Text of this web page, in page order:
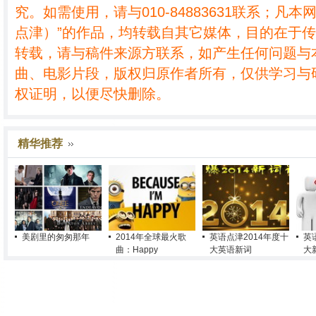
究。如需使用，请与010-84883631联系；凡本
点津）”的作品，均转载自其它媒体，目的在于
转载，请与稿件来源方联系，如产生任何问题
曲、电影片段，版权归原作者所有，仅供学习
权证明，以便尽快删除。
精华推荐
美剧里的匆匆那年
2014年全球最火歌
曲：Happy
英语点津2014年度十
大英语新词
英
大